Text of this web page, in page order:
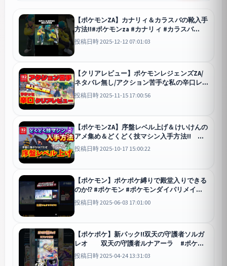
【ポケモンZA】カナリィ＆カラスバの靴入手
方法!!#ポケモンza #カナリィ #カラスバ
#pokemonlegendsza #Switch/M次元ラッシ
ュ
投稿日時 2025-12-12 07:01:03
【クリアレビュー】ポケモンレジェンズZA/
ネタバレ無し/アクション苦手な私の辛口レ
ビュー/購入前にチェック!! 【Pokemon】
【攻略】
投稿日時 2025-11-15 17:00:56
【ポケモンZA】序盤レベル上げ＆けいけんの
アメ集め＆どくどく技マシン入手方法!!
【ポケモンレジェンズZA】【レベル上げ】
【経験値稼ぎ】【switch2】
投稿日時 2025-10-17 15:00:22
【ポケモン】ポケポケ縛りで殿堂入りできる
のか⁉︎ #ポケモン #ポケモンダイパリメイク
#pokemon #縛りプレイ#ポケポケ #ポケカ
投稿日時 2025-06-03 17:01:00
【ポケポケ】新パック!!双天の守護者ソルガ
レオ 双天の守護者ルナアーラ #ポケモ
ン #ポケポケ #ポケカ #リーリエ #双天の守
護者#pokemon
投稿日時 2025-04-24 13:31:03